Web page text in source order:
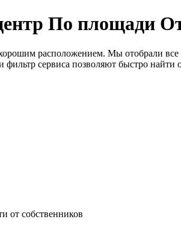
По площади
расположением. Мы отобрали
сервиса позволяют быстро найти
от собственников